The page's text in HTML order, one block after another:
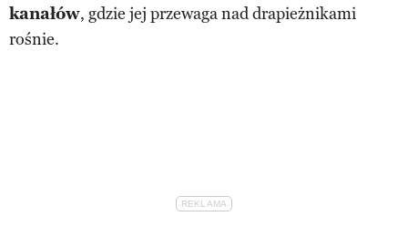
kanałów, gdzie jej przewaga nad drapieżnikami
rośnie.